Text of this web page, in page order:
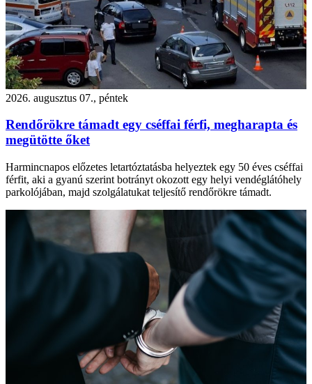
2026. augusztus 07., péntek
Rendőrökre támadt egy cséffai férfi, megharapta és
megütötte őket
Harmincnapos előzetes letartóztatásba helyeztek egy 50 éves cséffai
férfit, aki a gyanú szerint botrányt okozott egy helyi vendéglátóhely
parkolójában, majd szolgálatukat teljesítő rendőrökre támadt.